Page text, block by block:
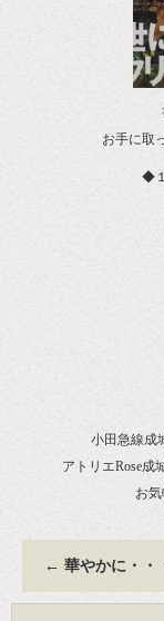
お手に取
◆
小田急線成
アトリエRose成
お
← 華やかに・・